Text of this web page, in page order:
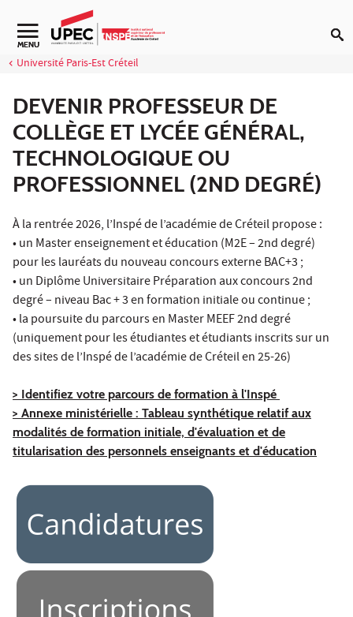
Aller au contenu
Navigation secondaire
MENU
Université Paris-Est Créteil
DEVENIR PROFESSEUR DE
COLLÈGE ET LYCÉE GÉNÉRAL,
TECHNOLOGIQUE OU
PROFESSIONNEL (2ND DEGRÉ)
À la rentrée 2026, l’Inspé de l’académie de Créteil propose :
• un Master enseignement et éducation (M2E – 2nd degré)
pour les lauréats du nouveau concours externe BAC+3 ;
• un Diplôme Universitaire Préparation aux concours 2nd
degré – niveau Bac + 3 en formation initiale ou continue ;
• la poursuite du parcours en Master MEEF 2nd degré
(uniquement pour les étudiantes et étudiants inscrits sur un
des sites de l’Inspé de l’académie de Créteil en 25-26)
> Identifiez votre parcours de formation à l'Inspé
> Annexe ministérielle : Tableau synthétique relatif aux
modalités de formation initiale, d'évaluation et de
titularisation des personnels enseignants et d'éducation